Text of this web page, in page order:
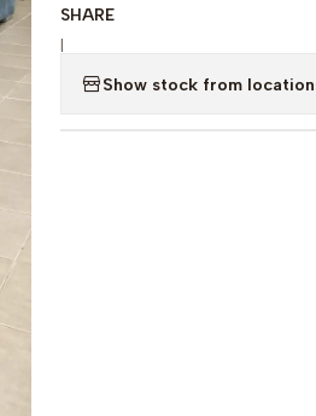
SHARE
|
Show stock from